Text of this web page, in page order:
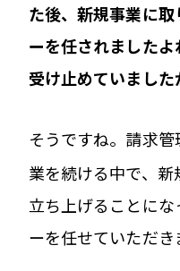
た後、新規事業に
ーを任されました
受け止めていました
そうですね。請求
業を続ける中で、新
立ち上げることに
ーを任せていただき